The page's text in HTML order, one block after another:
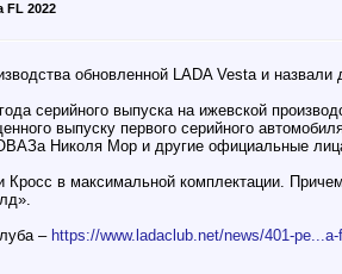
FL 2022
обновленной LADA Vesta и назвали
серийного выпуска на ижевской
выпуску первого серийного
Николя Мор и другие официальные
в максимальной комплектации.
– https://www.ladaclub.net/news/401-pe...a-